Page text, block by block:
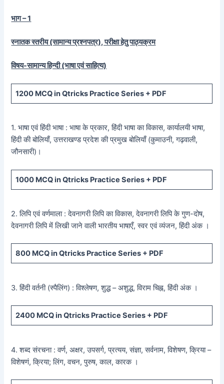
भाग – 1
स्नातक स्तरीय (सामान्य प्रश्नपत्र), परीक्षा हेतु पाठ्यक्रम
विषय-सामान्य हिन्दी (भाषा एवं साहित्य)
1200 MCQ in Qtricks Practice Series + PDF
1. भाषा एवं हिंदी भाषा : भाषा के प्रकार, हिंदी भाषा का विकास, कार्यालयी भाषा,
हिंदी की बोलियाँ, उत्तराखण्ड प्रदेश की प्रमुख बोलियाँ (कुमाउनी, गढ़वाली,
जौनसारी)।
1000 MCQ in Qtricks Practice Series + PDF
2. लिपि एवं वर्णमाला : देवनागरी लिपि का विकास, देवनागरी लिपि के गुण-दोष,
देवनागरी लिपि में लिखी जाने वाली भारतीय भाषाएँ, स्वर एवं व्यंजन, हिंदी अंक ।
800 MCQ in Qtricks Practice Series + PDF
3. हिंदी वर्तनी (स्पैलिंग) : विश्लेषण, शुद्ध – अशुद्ध, विराम चिह्न, हिंदी अंक ।
2400 MCQ in Qtricks Practice Series + PDF
4. शब्द संरचना : वर्ण, अक्षर, उपसर्ग, प्रत्यय, संज्ञा, सर्वनाम, विशेषण, क्रिया –
विशेषणं, क्रिया; लिंग, वचन, पुरुष, काल, कारक ।